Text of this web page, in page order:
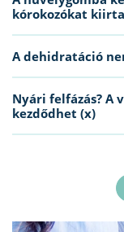
kórokozókat
A dehidratáció
Nyári felfázás? A
kezdődhet (x)